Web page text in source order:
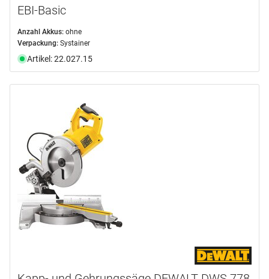
EBI-Basic
Anzahl Akkus: ohne
Verpackung: Systainer
Artikel: 22.027.15